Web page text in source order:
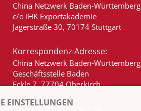
China Netzwerk Baden-Württemberg
c/o IHK Exportakademie
Jägerstraße 30, 70174 Stuttgart
Korrespondenz-Adresse:
China Netzwerk Baden-Württemberg
Geschäftsstelle Baden
Eckle 7, 77704 Oberkirch
EINSTELLUNGEN